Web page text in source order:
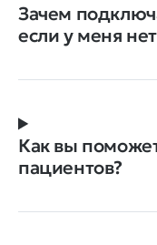
Зачем
если у меня
Как вы
пациентов?